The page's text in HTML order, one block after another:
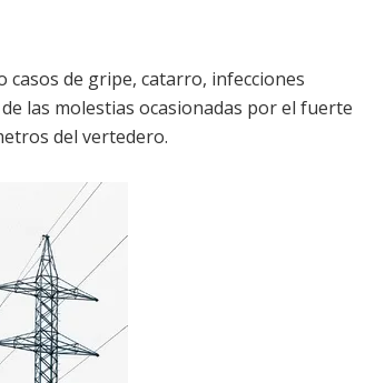
de gripe, catarro, infecciones
las molestias ocasionadas por el fuerte
del vertedero.